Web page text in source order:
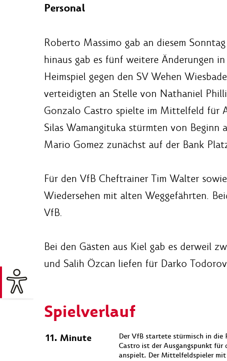
Personal
Roberto Massimo gab an diesem
hinaus gab es fünf weitere Änderungen
Heimspiel gegen den SV Wehen
verteidigten an Stelle von Nathaniel
Gonzalo Castro spielte im Mittelfeld für
Silas Wamangituka stürmten von Beginn
Mario Gomez zunächst auf der Bank
Für den VfB Cheftrainer Tim Walter
Wiedersehen mit alten Weggefährten.
VfB.
Bei den Gästen aus Kiel gab es derweil
und Salih Özcan liefen für Darko
Spielverlauf
11. Minute
Der VfB startete stürmisch in die
Castro ist der Ausgangspunkt für
anspielt. Der Mittelfeldspieler mit